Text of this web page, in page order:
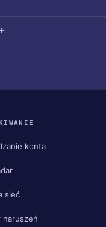
konta
sieć
naruszeń